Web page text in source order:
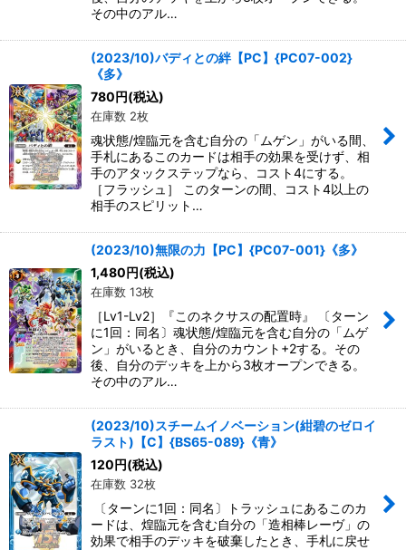
その中のアル…
(2023/10)バディとの絆【PC】{PC07-002}
《多》
780 円(税込)
在庫数 2枚
魂状態/煌臨元を含む自分の「ムゲン」がいる間、
手札にあるこのカードは相手の効果を受けず、相
手のアタックステップなら、コスト4にする。
［フラッシュ］ このターンの間、コスト4以上の
相手のスピリット…
(2023/10)無限の力【PC】{PC07-001}《多》
1,480 円(税込)
在庫数 13枚
［Lv1-Lv2］『このネクサスの配置時』 〔ターン
に1回：同名〕魂状態/煌臨元を含む自分の「ムゲ
ン」がいるとき、自分のカウント+2する。その
後、自分のデッキを上から3枚オープンできる。
その中のアル…
(2023/10)スチームイノベーション(紺碧のゼロイ
ラスト)【C】{BS65-089}《青》
120 円(税込)
在庫数 32枚
〔ターンに1回：同名〕トラッシュにあるこのカ
ードは、煌臨元を含む自分の「造相棒レーヴ」の
効果で相手のデッキを破棄したとき、手札に戻せ